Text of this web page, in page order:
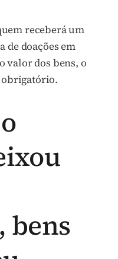
receberá um
de doações em
valor dos bens, o
bens